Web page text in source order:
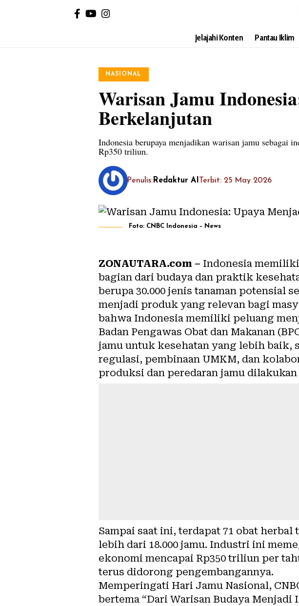
Jelajahi Konten Pantau Iklim
NASIONAL
Warisan Jamu
Berkelanjutan
Indonesia berupaya menjadikan warisan jamu sebagai
Rp350 triliun.
Penulis: Redaktur AI Terbit: 25 May 2026
Foto: CNBC Indonesia – News
ZONAUTARA.com – Indonesia
bagian dari budaya dan praktik
berupa 30.000 jenis tanaman potensial
menjadi produk yang relevan bagi
bahwa Indonesia memiliki peluang
Badan Pengawas Obat dan Makanan
jamu untuk kesehatan yang lebih baik,
regulasi, pembinaan UMKM, dan
produksi dan peredaran jamu
Sampai saat ini, terdapat 71 obat
lebih dari 18.000 jamu. Industri ini
ekonomi mencapai Rp350 triliun per
terus didorong pengembangannya.
Memperingati Hari Jamu Nasional,
bertema “Dari Warisan Budaya Menjadi